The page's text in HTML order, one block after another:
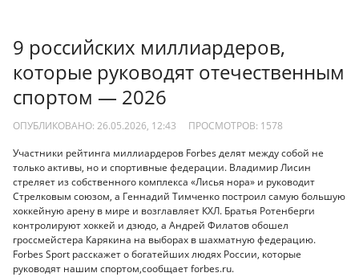
9 российских миллиардеров,
которые руководят отечественным
спортом — 2026
ОПУБЛИКОВАНО: 26.05.2026, 12:43 ПРОСМОТРОВ: 1578
Участники рейтинга миллиардеров Forbes делят между собой не
только активы, но и спортивные федерации. Владимир Лисин
стреляет из собственного комплекса «Лисья нора» и руководит
Стрелковым союзом, а Геннадий Тимченко построил самую большую
хоккейную арену в мире и возглавляет КХЛ. Братья Ротенберги
контролируют хоккей и дзюдо, а Андрей Филатов обошел
гроссмейстера Карякина на выборах в шахматную федерацию.
Forbes Sport расскажет о богатейших людях России, которые
руководят нашим спортом,сообщает forbes.ru.